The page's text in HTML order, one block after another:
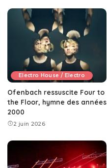
Electro House / Electro
Ofenbach ressuscite Four to
the Floor, hymne des années
2000
2 juin 2026